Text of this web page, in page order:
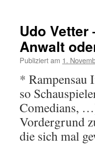
Udo
Anwalt
Publiziert am 1.
* Rampensau
so
Comedians,
Vordergrund
die sich mal